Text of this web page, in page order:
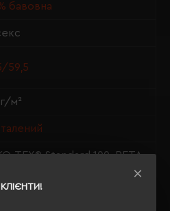
бавовна
59,5
м²
TEX® Standard 100, PETA-